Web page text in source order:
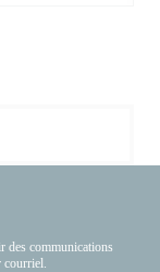
des communications